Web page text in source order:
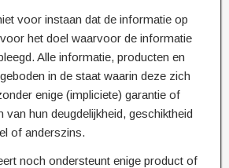
voor instaan dat de informatie op
het doel waarvoor de informatie
Alle informatie, producten en
in de staat waarin deze zich
enige (impliciete) garantie of
van hun deugdelijkheid, geschiktheid
of anderszins.
noch ondersteunt enige product of